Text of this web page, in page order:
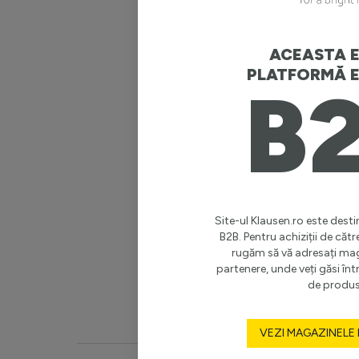
Putere
Clasă
Înălțime
Lungime
ACEASTA
PLATFORMĂ
Site-ul Klausen.ro este
B2B. Pentru achiziții de
rugăm să vă adresați
partenere, unde veți găsi
de
VEZI MAGAZINELE